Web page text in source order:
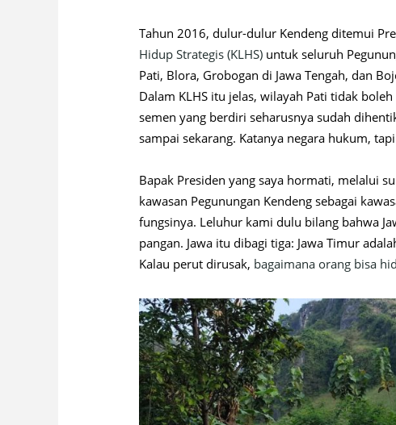
Tahun 2016, dulur-dulur Kendeng ditemui
Hidup Strategis (KLHS) untuk seluruh
Pati, Blora, Grobogan di Jawa Tengah, dan
Dalam KLHS itu jelas, wilayah Pati tidak
semen yang berdiri seharusnya sudah
sampai sekarang. Katanya negara hukum,
Bapak Presiden yang saya hormati, melalui
kawasan Pegunungan Kendeng sebagai
fungsinya. Leluhur kami dulu bilang bahwa
pangan. Jawa itu dibagi tiga: Jawa Timur
Kalau perut dirusak, bagaimana orang bisa